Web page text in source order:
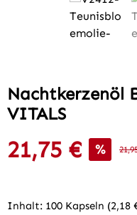
Nachtkerzenöl
VITALS
Verkaufspreis:
21,75 € %
Inhalt: 100 Kapseln (2,18